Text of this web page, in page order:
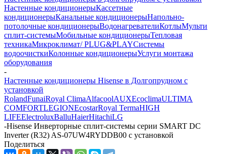
Настенные кондиционерыКассетные
кондиционерыКанальные кондиционерыНапольно-
потолочные кондиционерыВодонагревателиКотлыМульти
сплит-системыМобильные кондиционерыТепловая
техникаМикроклимат/ PLUG&PLAYСистемы
водоочисткиКолонные кондиционерыУслуги монтажа
оборудования
-
Настенные кондиционеры Hisense в Долгопрудном с
установкой
RolandFunaiRoyal ClimaAlfacoolAUXEcoclimaULTIMA
COMFORTLEGIONEcostarRoyal TermaHIGH
LIFEElectroluxBalluHaierHitachiLG
-Hisense Инверторные сплит-системы серии SMART DC
Inverter (R32) AS-07UW4RYDDB00 с установкой
Поделиться